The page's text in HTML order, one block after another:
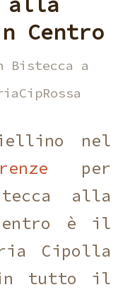
Centro
Bistecca a
nel
per
alla
è il
Cipolla
in tutto il